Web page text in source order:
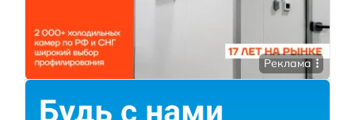
Реклама